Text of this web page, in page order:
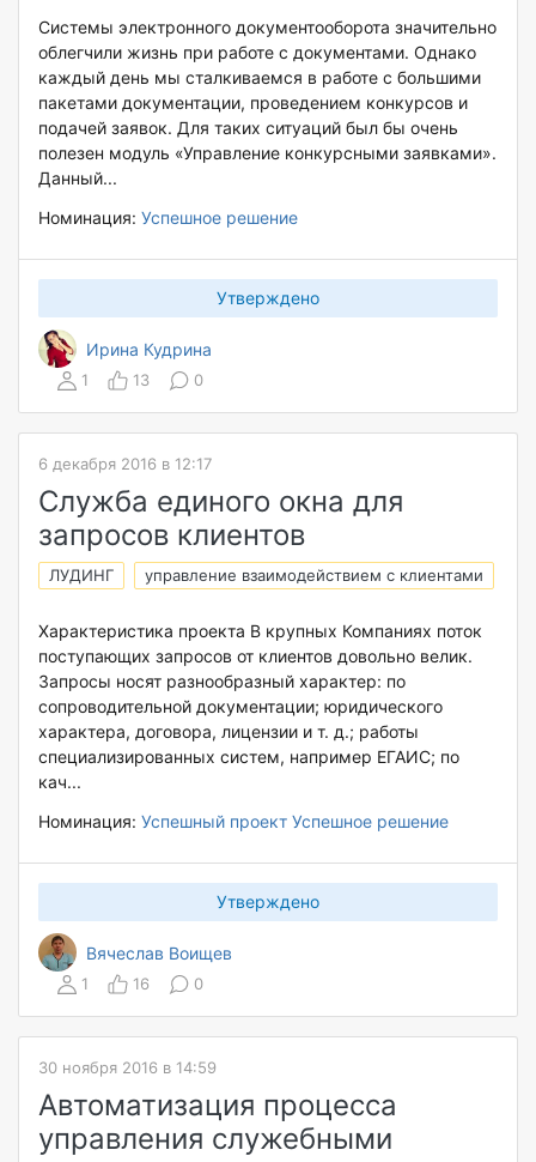
Системы электронного документооборота значительно
облегчили жизнь при работе с документами. Однако
каждый день мы сталкиваемся в работе с большими
пакетами документации, проведением конкурсов и
подачей заявок. Для таких ситуаций был бы очень
полезен модуль «Управление конкурсными заявками».
Данный...
Номинация: Успешное решение
Ирина Кудрина
Утверждено
1 13 0
6 декабря 2016 в 12:17
Служба единого окна для
запросов клиентов
ЛУДИНГ управление взаимодействием с клиентами
Характеристика проекта В крупных Компаниях поток
поступающих запросов от клиентов довольно велик.
Запросы носят разнообразный характер: по
сопроводительной документации; юридического
характера, договора, лицензии и т. д.; работы
специализированных систем, например ЕГАИС; по
кач...
Номинация: Успешный проект Успешное решение
Вячеслав Воищев
Утверждено
1 16 0
30 ноября 2016 в 14:59
Автоматизация процесса
управления служебными